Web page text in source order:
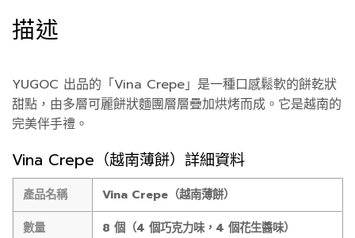
描述
YUGOC 出品的「Vina Crepe」是一種口感鬆軟的餅乾狀
甜點，由多層可麗餅狀麵團層層疊加烘烤而成。它是越南的
完美伴手禮。
Vina Crepe（越南薄餅）詳細資料
產品名稱
Vina Crepe（越南薄餅）
數量
8 個（4 個巧克力味，4 個花生醬味）